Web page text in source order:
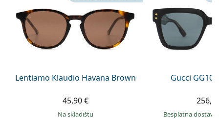
Lentiamo Klaudio Havana Brown
45,90 €
na skladištu
Gucci
Besplatna dostava